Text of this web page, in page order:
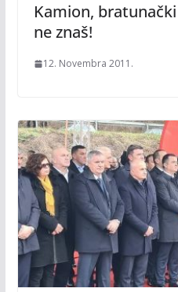
Kamion,
ne znaš!
12. Novembra 2011.